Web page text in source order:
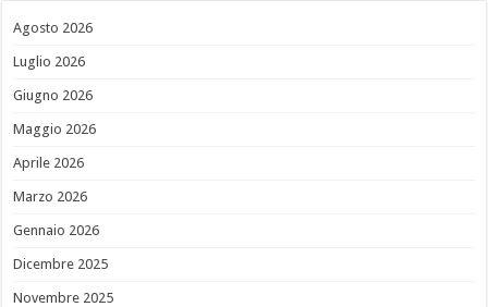
Agosto 2026
Luglio 2026
Giugno 2026
Maggio 2026
Aprile 2026
Marzo 2026
Gennaio 2026
Dicembre 2025
Novembre 2025